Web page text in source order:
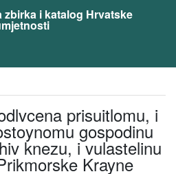
zbirka i katalog Hrvatske
prisuitlomu, i
gospodinu
knezu, i vulastelinu
Krayne